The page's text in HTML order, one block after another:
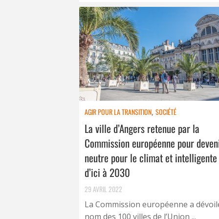
AGIR POUR LA TRANSITION, SOCIÉTÉ
La ville d’Angers retenue par la
Commission européenne pour
neutre pour le climat et
d’ici à 2030
29 AVRIL 2022
La Commission européenne a
nom des 100 villes de l’Union ...